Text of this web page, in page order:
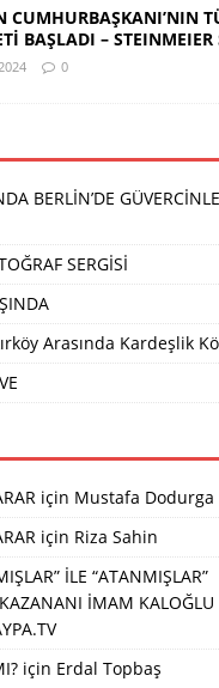
CUMHURBAŞKANI’NIN
BAŞLADI – STEINMEIER
0
BERLİN’DE
SERGİSİ
Arasında Kardeşlik
için Mustafa Dodurga
için Riza Sahin
İLE “ATANMIŞLAR”
İMAM KALOĞLU
için Erdal Topbaş